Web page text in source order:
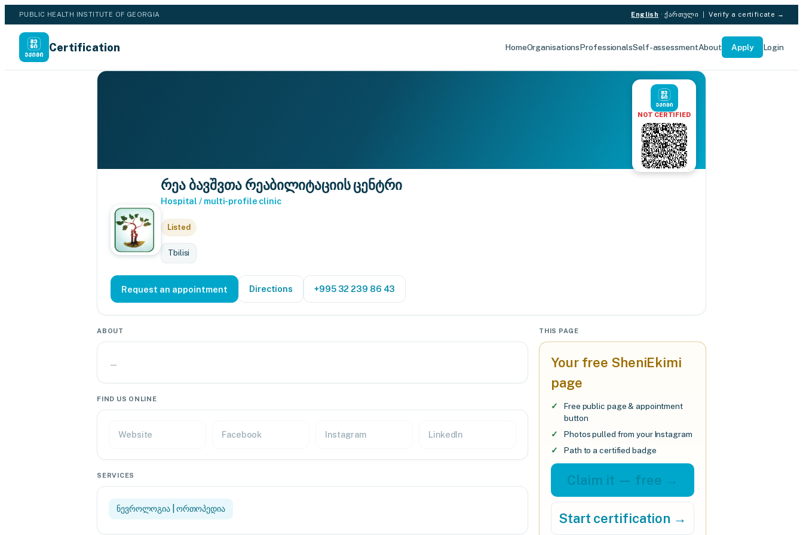
PUBLIC HEALTH INSTITUTE OF GEORGIA English ·ქართული |Verify a certificate →
Certification HomeOrganisationsProfessionalsSelf-assessmentAbout Apply Login
NOT CERTIFIED
რეა ბავშვთა რეაბილიტაციის ცენტრი
Hospital / multi-profile clinic
Listed
Tbilisi
Request an appointment Directions +995 32 239 86 43
ABOUT
—
FIND US ONLINE
Website Facebook Instagram LinkedIn
SERVICES
ნევროლოგია | ორთოპედია
THIS PAGE
Your free SheniEkimi
page
Free public page & appointment
button
Photos pulled from your Instagram
Path to a certified badge
Claim it — free →
Start certification →